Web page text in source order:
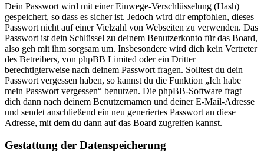
Dein Passwort wird mit einer Einwege-Verschlüsselung (Hash)
gespeichert, so dass es sicher ist. Jedoch wird dir empfohlen, dieses
Passwort nicht auf einer Vielzahl von Webseiten zu verwenden. Das
Passwort ist dein Schlüssel zu deinem Benutzerkonto für das Board,
also geh mit ihm sorgsam um. Insbesondere wird dich kein Vertreter
des Betreibers, von phpBB Limited oder ein Dritter
berechtigterweise nach deinem Passwort fragen. Solltest du dein
Passwort vergessen haben, so kannst du die Funktion „Ich habe
mein Passwort vergessen“ benutzen. Die phpBB-Software fragt
dich dann nach deinem Benutzernamen und deiner E-Mail-Adresse
und sendet anschließend ein neu generiertes Passwort an diese
Adresse, mit dem du dann auf das Board zugreifen kannst.
Gestattung der Datenspeicherung